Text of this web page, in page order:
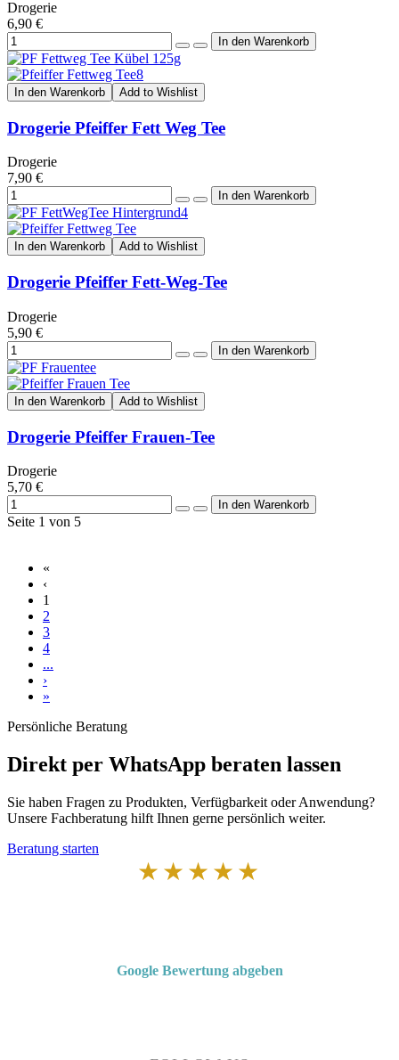
Drogerie
6,90 €
In den Warenkorb Add to Wishlist
Drogerie Pfeiffer Fett Weg Tee
Drogerie
7,90 €
In den Warenkorb Add to Wishlist
Drogerie Pfeiffer Fett-Weg-Tee
Drogerie
5,90 €
In den Warenkorb Add to Wishlist
Drogerie Pfeiffer Frauen-Tee
Drogerie
5,70 €
Seite 1 von 5
«
‹
1
2
3
4
...
›
»
Persönliche Beratung
Direkt per WhatsApp beraten lassen
Sie haben Fragen zu Produkten, Verfügbarkeit oder Anwendung?
Unsere Fachberatung hilft Ihnen gerne persönlich weiter.
Beratung starten
★★★★★
Google Bewertung abgeben